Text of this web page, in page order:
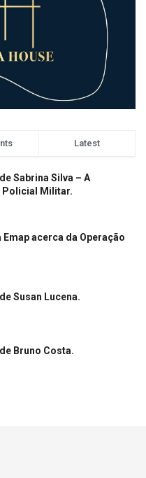
Latest
Sabrina Silva – A
Policial Militar.
Emap acerca da Operação
Susan Lucena.
Bruno Costa.